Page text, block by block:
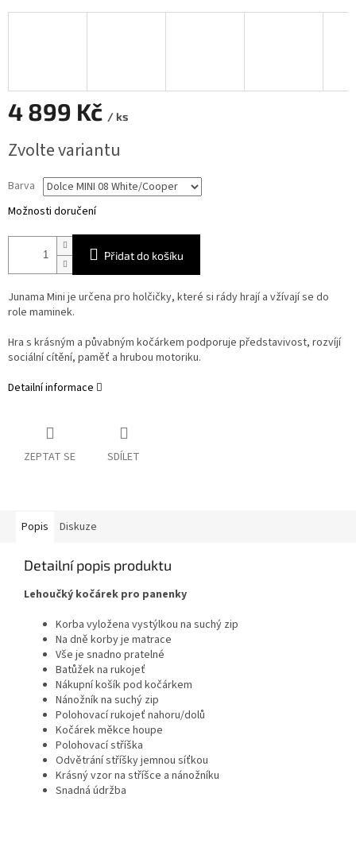
4 899 Kč / ks
cena:
Zvolte variantu
Barva
Možnosti doručení
Přidat do košíku
Junama Mini je určena pro holčičky, které si rády hrají a vžívají se do
role maminek.
Hra s krásným a půvabným kočárkem podporuje představivost, rozvíjí
sociální cítění, paměť a hrubou motoriku.
Detailní informace
ZEPTAT SE SDÍLET
Popis Diskuze
Detailní popis produktu
Lehoučký kočárek pro panenky
Korba vyložena vystýlkou na suchý zip
Na dně korby je matrace
Vše je snadno pratelné
Batůžek na rukojeť
Nákupní košík pod kočárkem
Nánožník na suchý zip
Polohovací rukojeť nahoru/dolů
Kočárek měkce houpe
Polohovací stříška
Odvětrání stříšky jemnou síťkou
Krásný vzor na stříšce a nánožníku
Snadná údržba